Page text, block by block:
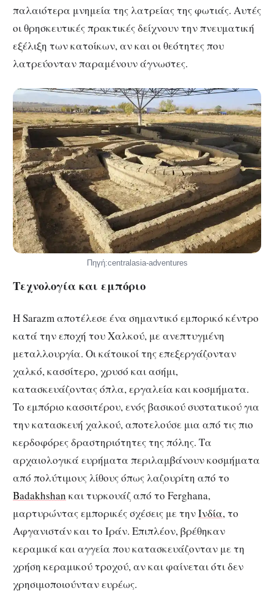
παλαιότερα μνημεία της λατρείας της φωτιάς. Αυτές
οι θρησκευτικές πρακτικές δείχνουν την πνευματική
εξέλιξη των κατοίκων, αν και οι θεότητες που
λατρεύονταν παραμένουν άγνωστες.
Πηγή:centralasia-adventures
Τεχνολογία και εμπόριο
Η Sarazm αποτέλεσε ένα σημαντικό εμπορικό κέντρο
κατά την εποχή του Χαλκού, με ανεπτυγμένη
μεταλλουργία. Οι κάτοικοί της επεξεργάζονταν
χαλκό, κασσίτερο, χρυσό και ασήμι,
κατασκευάζοντας όπλα, εργαλεία και κοσμήματα.
Το εμπόριο κασσιτέρου, ενός βασικού συστατικού για
την κατασκευή χαλκού, αποτελούσε μια από τις πιο
κερδοφόρες δραστηριότητες της πόλης. Τα
αρχαιολογικά ευρήματα περιλαμβάνουν κοσμήματα
από πολύτιμους λίθους όπως λαζουρίτη από το
Badakhshan και τυρκουάζ από το Ferghana,
μαρτυρώντας εμπορικές σχέσεις με τηνΙνδία, το
Αφγανιστάν και το Ιράν. Επιπλέον, βρέθηκαν
κεραμικά και αγγεία που κατασκευάζονταν με τη
χρήση κεραμικού τροχού, αν και φαίνεται ότι δεν
χρησιμοποιούνταν ευρέως.